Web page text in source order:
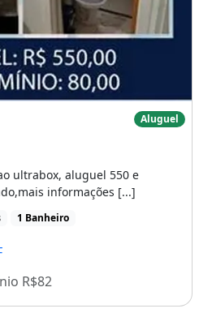
Aluguel
ultrabox, aluguel 550 e
informações [...]
1 Banheiro
R$82